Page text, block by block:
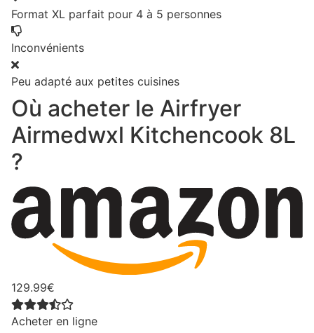
Format XL parfait pour 4 à 5 personnes
Inconvénients
Peu adapté aux petites cuisines
Où acheter le Airfryer
Airmedwxl Kitchencook 8L
?
129.99€
Acheter en ligne